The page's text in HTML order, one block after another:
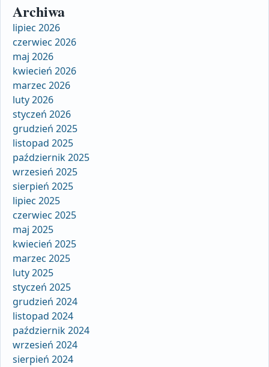
Archiwa
lipiec 2026
czerwiec 2026
maj 2026
kwiecień 2026
marzec 2026
luty 2026
styczeń 2026
grudzień 2025
listopad 2025
październik 2025
wrzesień 2025
sierpień 2025
lipiec 2025
czerwiec 2025
maj 2025
kwiecień 2025
marzec 2025
luty 2025
styczeń 2025
grudzień 2024
listopad 2024
październik 2024
wrzesień 2024
sierpień 2024